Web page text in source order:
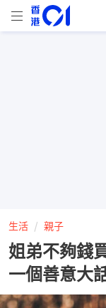
生活 親子
姐弟不夠錢
一個善意大